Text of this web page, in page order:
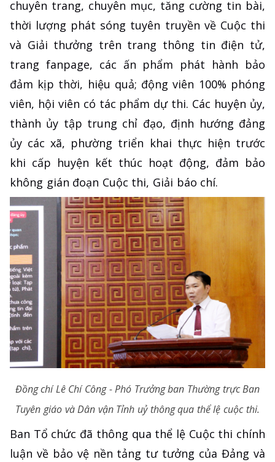
chuyên trang, chuyên mục, tăng cường tin bài,
thời lượng phát sóng tuyên truyền về Cuộc thi
và Giải thưởng trên trang thông tin điện tử,
trang fanpage, các ấn phẩm phát hành bảo
đảm kịp thời, hiệu quả; động viên 100% phóng
viên, hội viên có tác phẩm dự thi. Các huyện ủy,
thành ủy tập trung chỉ đạo, định hướng đảng
ủy các xã, phường triển khai thực hiện trước
khi cấp huyện kết thúc hoạt động, đảm bảo
không gián đoạn Cuộc thi, Giải báo chí.
Đồng chí Lê Chí Công - Phó Trưởng ban Thường trực Ban
Tuyên giáo và Dân vận Tỉnh uỷ thông qua thể lệ cuộc thi.
Ban Tổ chức đã thông qua thể lệ Cuộc thi chính
luận về bảo vệ nền tảng tư tưởng của Đảng và